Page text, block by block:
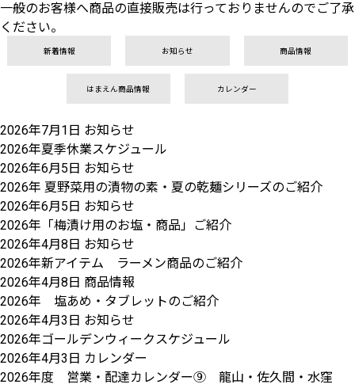
一般のお客様へ商品の直接販売は行っておりませんのでご了承
ください。
新着情報 お知らせ 商品情報
はまえん商品情報 カレンダー
2026年7月1日 お知らせ
2026年夏季休業スケジュール
2026年6月5日 お知らせ
2026年 夏野菜用の漬物の素・夏の乾麺シリーズのご紹介
2026年6月5日 お知らせ
2026年「梅漬け用のお塩・商品」ご紹介
2026年4月8日 お知らせ
2026年新アイテム ラーメン商品のご紹介
2026年4月8日 商品情報
2026年 塩あめ・タブレットのご紹介
2026年4月3日 お知らせ
2026年ゴールデンウィークスケジュール
2026年4月3日 カレンダー
2026年度 営業・配達カレンダー⑨ 龍山・佐久間・水窪